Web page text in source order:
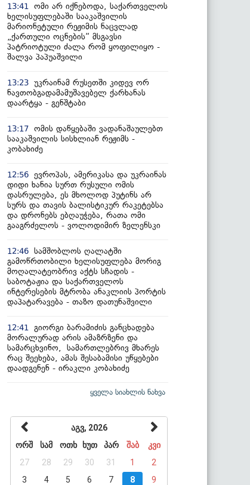
13:41
ომი არ იქნებოდა, საქართველოს
ხელისუფლებაში სააკაშვილის
მარიონეტული რეჟიმის ნაცვლად
„ქართული ოცნების“ მსგავსი
პატრიოტული ძალა რომ ყოფილიყო -
შალვა პაპუაშვილი
13:23 უკრაინამ რუსეთში კიდევ ორ
ნავთობგადამამუშავებელ ქარხანას
დაარტყა - გენშტაბი
13:17 ომის დაწყებაში ვადანაშაულებთ
სააკაშვილის სისხლიან რეჟიმს -
კობახიძე
12:56 ევროპას, ამერიკასა და უკრაინას
დიდი ხანია სურთ რუსული ომის
დასრულება, ეს მხოლოდ პუტინს არ
სურს და თავის ბალისტიკურ რაკეტებსა
და დრონებს ებღაუჭება, რათა ომი
გააგრძელოს - ვოლოდიმირ ზელენსკი
12:46 სამშობლოს ღალატში
გამოწრთობილი ხელისუფლება მორიგ
მოღალატეობრივ აქტს სჩადის -
საბოტაჟია და საქართველოს
ინტერესების მტრობა ანაკლიის პორტის
დაპატარავება - თაზო დათუნაშვილი
12:41
გიორგი ბარამიძის განცხადება
მორალურად არის ამაზრზენი და
სამარცხვინო, სამართლებრივ მხარეს
რაც შეეხება, ამას შესაბამისი უწყებები
დაადგენენ - ირაკლი კობახიძე
ყველა სიახლის ნახვა
აგვ, 2026
ორშ
სამ ოთხ ხუთ პარ შაბ
კვი
27
28 29 30 31 1
2
3
4 5 6 7 8
9